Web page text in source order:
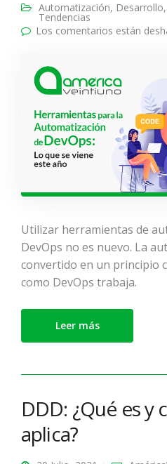
Automatización, Desarrollo,
Tendencias
Los comentarios están
Utilizar herramientas de
DevOps no es nuevo. La
convertido en un principio
como DevOps trabaja.
Leer más
DDD: ¿Qué es y
aplica?